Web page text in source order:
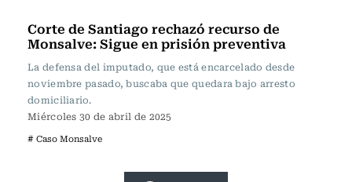
Corte de Santiago rechazó recurso de
Monsalve: Sigue en prisión preventiva
La defensa del imputado, que está encarcelado desde
noviembre pasado, buscaba que quedara bajo arresto
domiciliario.
Miércoles 30 de abril de 2025
# Caso Monsalve